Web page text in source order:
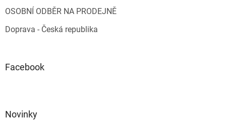
OSOBNÍ ODBĚR NA PRODEJNĚ
Doprava - Česká republika
Facebook
Novinky